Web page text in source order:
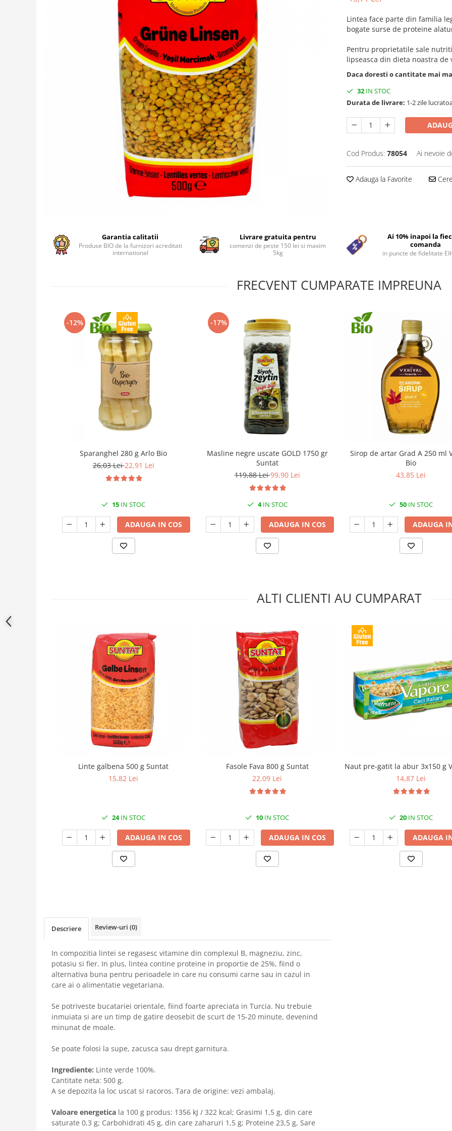
Lintea face parte din familia
bogate surse de proteine
Pentru proprietatile sale
lipseasca din dieta noastra de
Daca doresti o cantitate mai
32 IN STOC
Durata de livrare: 1-2 zile
Cod Produs: 78054 Ai nevoie
Adauga la Favorite
Garantia calitatii
Produse BIO de la furnizori acreditati
international
Livrare gratuita pentru
comenzi de peste 150 lei si maxim
5kg
Ai 10% inapoi la
comanda
in puncte de fidelitate
FRECVENT CUMPARATE IMPREUNA
-12%
Sparanghel 280 g Arlo Bio
26,03 Lei22,91 Lei
15 IN STOC
ADAUGA IN COS
-17%
Masline negre uscate GOLD 1750 gr
Suntat
119,88 Lei99,90 Lei
4IN STOC
ADAUGA IN COS
Sirop de artar Grad A 250 ml
Bio
43,85 Lei
50 IN STOC
ADAUGA
ALTI CLIENTI AU CUMPARAT
Linte galbena 500 g Suntat
15,82 Lei
24IN STOC
ADAUGA IN COS
Fasole Fava 800 g Suntat
22,09 Lei
10 IN STOC
ADAUGA IN COS
Naut pre-gatit la abur 3x150 g
14,87 Lei
20 IN STOC
ADAUGA
Descriere Review-uri (0)
In compozitia lintei se regasesc vitamine din complexul B, magneziu, zinc,
potasiu si fier. In plus, lintea contine proteine in proportie de 25%, fiind o
alternativa buna pentru perioadele in care nu consumi carne sau in cazul in
care ai o alimentatie vegetariana.
Se potriveste bucatariei orientale, fiind foarte apreciata in Turcia. Nu trebuie
inmuiata si are un timp de gatire deosebit de scurt de 15-20 minute, devenind
minunat de moale.
Se poate folosi la supe, zacusca sau drept garnitura.
Ingrediente: Linte verde 100%.
Cantitate neta: 500 g.
A se depozita la loc uscat si racoros. Tara de origine: vezi ambalaj.
Valoare energetica la 100 g produs: 1356 kJ / 322 kcal; Grasimi 1,5 g, din care
saturate 0,3 g; Carbohidrati 45 g, din care zaharuri 1,5 g; Proteine 23,5 g, Sare